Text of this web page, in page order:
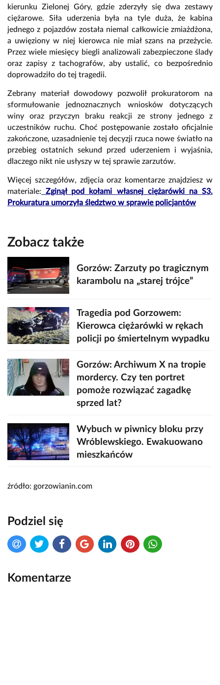
kierunku Zielonej Góry, gdzie zderzyły się dwa zestawy
ciężarowe. Siła uderzenia była na tyle duża, że kabina
jednego z pojazdów została niemal całkowicie zmiażdżona,
a uwięziony w niej kierowca nie miał szans na przeżycie.
Przez wiele miesięcy biegli analizowali zabezpieczone ślady
oraz zapisy z tachografów, aby ustalić, co bezpośrednio
doprowadziło do tej tragedii.
Zebrany materiał dowodowy pozwolił prokuratorom na
sformułowanie jednoznacznych wniosków dotyczących
winy oraz przyczyn braku reakcji ze strony jednego z
uczestników ruchu. Choć postępowanie zostało oficjalnie
zakończone, uzasadnienie tej decyzji rzuca nowe światło na
przebieg ostatnich sekund przed uderzeniem i wyjaśnia,
dlaczego nikt nie usłyszy w tej sprawie zarzutów.
Więcej szczegółów, zdjęcia oraz komentarze znajdziesz w
materiale: Zginął pod kołami własnej ciężarówki na S3.
Prokuratura umorzyła śledztwo w sprawie policjantów
Zobacz także
Gorzów: Zarzuty po tragicznym
karambolu na „starej trójce”
Tragedia pod Gorzowem:
Kierowca ciężarówki w rękach
policji po śmiertelnym wypadku
Gorzów: Archiwum X na tropie
mordercy. Czy ten portret
pomoże rozwiązać zagadkę
sprzed lat?
Wybuch w piwnicy bloku przy
Wróblewskiego. Ewakuowano
mieszkańców
źródło: gorzowianin.com
Podziel się
Komentarze